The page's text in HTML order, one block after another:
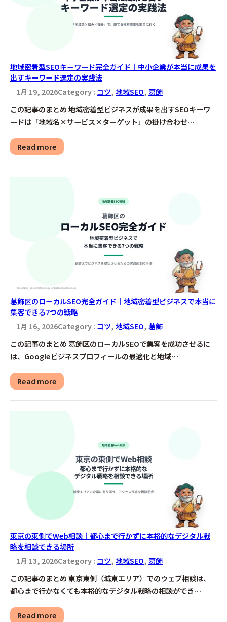
地域密着型SEOキーワード完全ガイド｜中小企業が本当に成果を
出すキーワード選定の実践法
1月 19, 2026Category : コツ, 地域SEO, 葛飾
この記事のまとめ 地域密着型ビジネスが成果を出すSEOキーワ
ードは「地域名×サービス×ターゲット」の掛け合わせ…
Read more
葛飾区のローカルSEO完全ガイド｜地域密着型ビジネスで本当に
集客できる7つの戦略
1月 16, 2026Category : コツ, 地域SEO, 葛飾
この記事のまとめ 葛飾区のローカルSEOで集客を成功させるに
は、Googleビジネスプロフィールの最適化と地域…
Read more
東京の東側でWeb相談｜都心まで行かずに本格的なデジタル戦
略を相談できる場所
1月 13, 2026Category : コツ, 地域SEO, 葛飾
この記事のまとめ 東京東側（城東エリア）でのウェブ相談は、
都心まで行かなくても本格的なデジタル戦略の相談ができ…
Read more